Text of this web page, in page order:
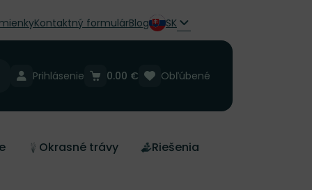
Kontaktný formulárBlog SK
Prihlásenie Obľúbené
0.00 €
Okrasné trávy
Riešenia